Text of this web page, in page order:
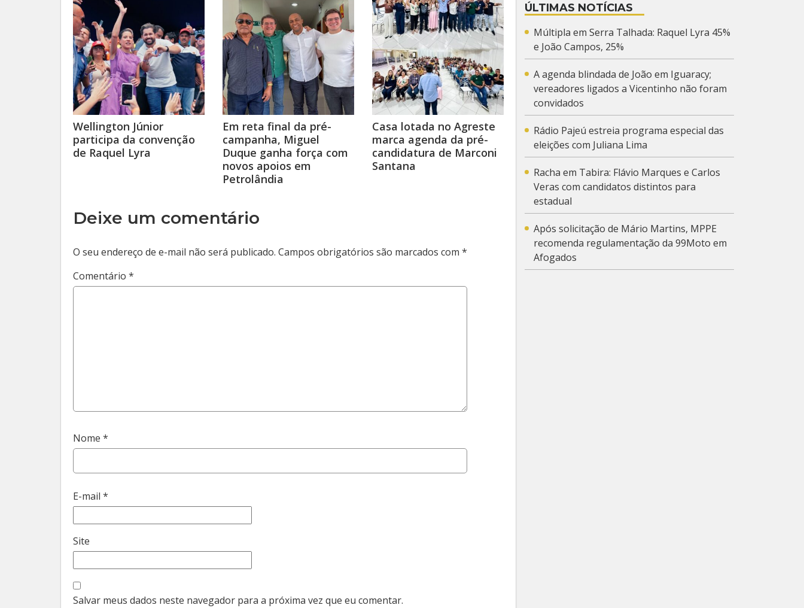
Wellington Júnior
participa da convenção
de Raquel Lyra
Em reta final da pré-
campanha, Miguel
Duque ganha força com
novos apoios em
Petrolândia
Casa lotada no Agreste
marca agenda da pré-
candidatura de Marconi
Santana
Deixe um comentário
O seu endereço de e-mail não será publicado. Campos obrigatórios são marcados com *
Comentário *
Nome *
E-mail *
Site
Salvar meus dados neste navegador para a próxima vez que eu comentar.
ÚLTIMAS NOTÍCIAS
Múltipla em Serra Talhada: Raquel Lyra 45%
e João Campos, 25%
A agenda blindada de João em Iguaracy;
vereadores ligados a Vicentinho não foram
convidados
Rádio Pajeú estreia programa especial das
eleições com Juliana Lima
Racha em Tabira: Flávio Marques e Carlos
Veras com candidatos distintos para
estadual
Após solicitação de Mário Martins, MPPE
recomenda regulamentação da 99Moto em
Afogados